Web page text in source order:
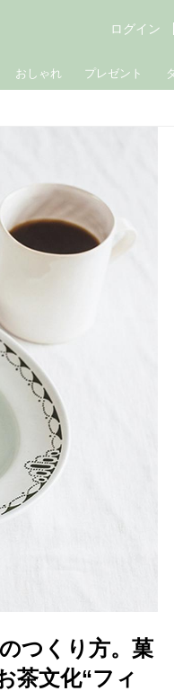
おしゃれ プレゼント
ログイン
つくり方。菓
茶文化“フィ